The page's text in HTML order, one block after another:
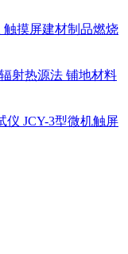
触摸屏建材制品燃烧
铺地材料
JCY-3型微机触屏